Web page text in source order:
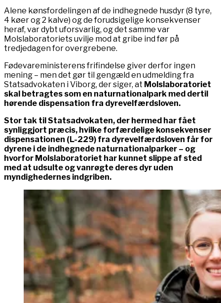
Alene kønsfordelingen af de indhegnede husdyr (8 tyre,
4 køer og 2 kalve) og de forudsigelige konsekvenser
heraf, var dybt uforsvarlig, og det samme var
Molslaboratoriets uvilje mod at gribe ind før på
tredjedagen for overgrebene.
Fødevareministerens frifindelse giver derfor ingen
mening – men det gør til gengæld en udmelding fra
Statsadvokaten i Viborg, der siger, at Molslaboratoriet
skal betragtes som en naturnationalpark med dertil
hørende dispensation fra dyrevelfærdsloven.
Stor tak til Statsadvokaten, der hermed har fået
synliggjort præcis, hvilke forfærdelige konsekvenser
dispensationen (L-229) fra dyrevelfærdsloven får for
dyrene i de indhegnede naturnationalparker – og
hvorfor Molslaboratoriet har kunnet slippe af sted
med at udsulte og vanrøgte deres dyr uden
myndighedernes indgriben.